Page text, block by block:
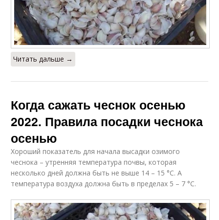
Читать дальше →
Когда сажать чеснок осенью
2022. Правила посадки чеснока
осенью
Хороший показатель для начала высадки озимого
чеснока – утренняя температура почвы, которая
несколько дней должна быть не выше 14 – 15 °С. А
температура воздуха должна быть в пределах 5 – 7 °С.